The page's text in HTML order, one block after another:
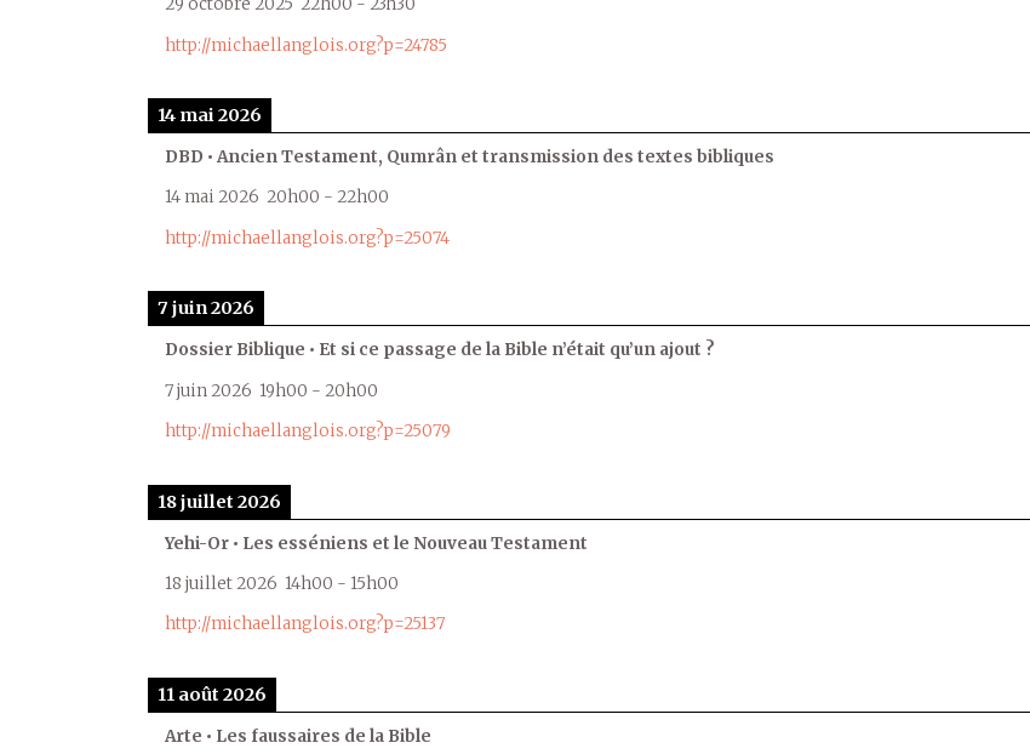
29 octobre 2025 22h00 - 23h30
http://michaellanglois.org?p=24785
14 mai 2026
DBD • Ancien Testament, Qumrân et transmission des textes bibliques
14 mai 2026 20h00 - 22h00
http://michaellanglois.org?p=25074
7 juin 2026
Dossier Biblique • Et si ce passage de la Bible n’était qu’un ajout ?
7 juin 2026 19h00 - 20h00
http://michaellanglois.org?p=25079
18 juillet 2026
Yehi-Or • Les esséniens et le Nouveau Testament
18 juillet 2026 14h00 - 15h00
http://michaellanglois.org?p=25137
11 août 2026
Arte • Les faussaires de la Bible